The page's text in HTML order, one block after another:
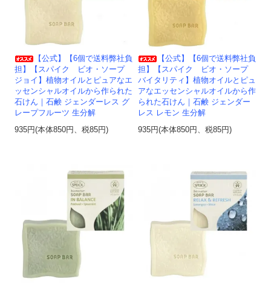
【公式】【6個で送料弊社負
担】【スパイク ビオ・ソープ
ジョイ】植物オイルとピュアなエ
ッセンシャルオイルから作られた
石けん｜石鹸 ジェンダーレス グ
レープフルーツ 生分解
935円(本体850円、税85円)
【公式】【6個で送料弊社負
担】【スパイク ビオ・ソープ
バイタリティ】植物オイルとピュ
アなエッセンシャルオイルから作
られた石けん｜石鹸 ジェンダー
レス レモン 生分解
935円(本体850円、税85円)